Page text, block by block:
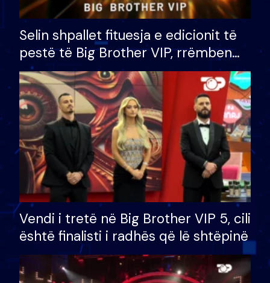
Selin shpallet fituesja e edicionit të
pestë të Big Brother VIP, rrëmben
çmimin e madh prej 100 mijë eurosh
Vendi i tretë në Big Brother VIP 5, cili
është finalisti i radhës që lë shtëpinë